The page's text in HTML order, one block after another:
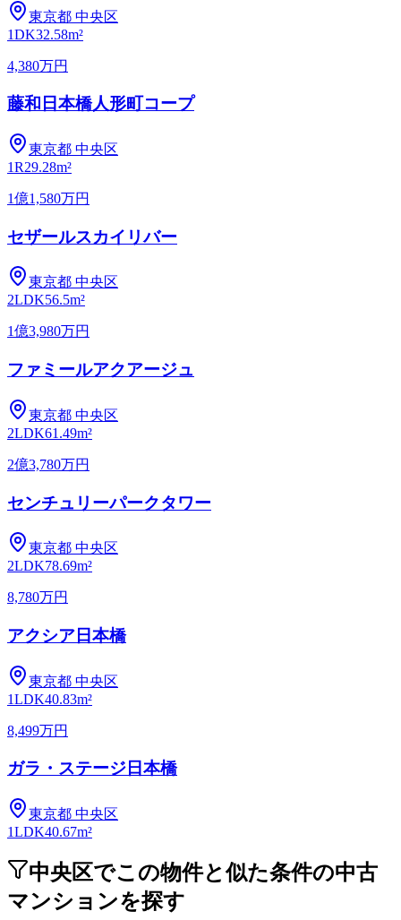
東京都 中央区
1DK32.58m²
4,380万円
藤和日本橋人形町コープ
東京都 中央区
1R29.28m²
1億1,580万円
セザールスカイリバー
東京都 中央区
2LDK56.5m²
1億3,980万円
ファミールアクアージュ
東京都 中央区
2LDK61.49m²
2億3,780万円
センチュリーパークタワー
東京都 中央区
2LDK78.69m²
8,780万円
アクシア日本橋
東京都 中央区
1LDK40.83m²
8,499万円
ガラ・ステージ日本橋
東京都 中央区
1LDK40.67m²
中央区でこの物件と似た条件の中古
マンションを探す